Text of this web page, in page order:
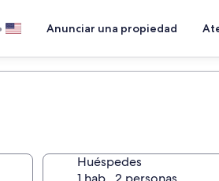
Anunciar una propiedad
Huéspedes